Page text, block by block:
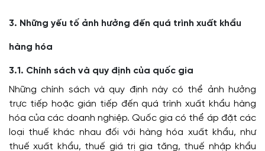
3. Những yếu tố ảnh hưởng đến quá trình xuất khẩu
hàng hóa
3.1. Chính sách và quy định của quốc gia
Những chính sách và quy định này có thể ảnh hưởng
trực tiếp hoặc gián tiếp đến quá trình xuất khẩu hàng
hóa của các doanh nghiệp. Quốc gia có thể áp đặt các
loại thuế khác nhau đối với hàng hóa xuất khẩu, như
thuế xuất khẩu, thuế giá trị gia tăng, thuế nhập khẩu